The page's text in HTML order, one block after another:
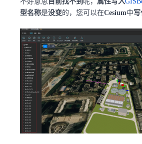
型名称是没变的，您可以在Cesium中